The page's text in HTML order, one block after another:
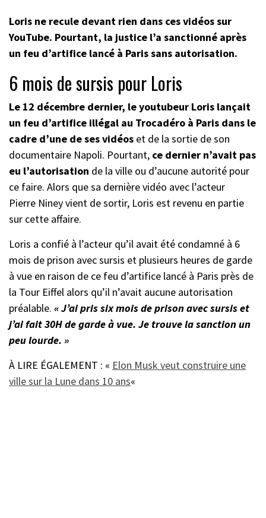
Loris ne recule devant rien dans ces vidéos sur
YouTube. Pourtant, la justice l’a sanctionné après
un feu d’artifice lancé à Paris sans autorisation.
6 mois de sursis pour Loris
Le 12 décembre dernier, le youtubeur Loris lançait
un feu d’artifice illégal au Trocadéro à Paris dans le
cadre d’une de ses vidéos et de la sortie de son
documentaire Napoli. Pourtant, ce dernier n’avait pas
eu l’autorisation de la ville ou d’aucune autorité pour
ce faire. Alors que sa dernière vidéo avec l’acteur
Pierre Niney vient de sortir, Loris est revenu en partie
sur cette affaire.
Loris a confié à l’acteur qu’il avait été condamné à 6
mois de prison avec sursis et plusieurs heures de garde
à vue en raison de ce feu d’artifice lancé à Paris près de
la Tour Eiffel alors qu’il n’avait aucune autorisation
préalable. « J’ai pris six mois de prison avec sursis et
j’ai fait 30H de garde à vue. Je trouve la sanction un
peu lourde. »
À LIRE ÉGALEMENT : « Elon Musk veut construire une
ville sur la Lune dans 10 ans«